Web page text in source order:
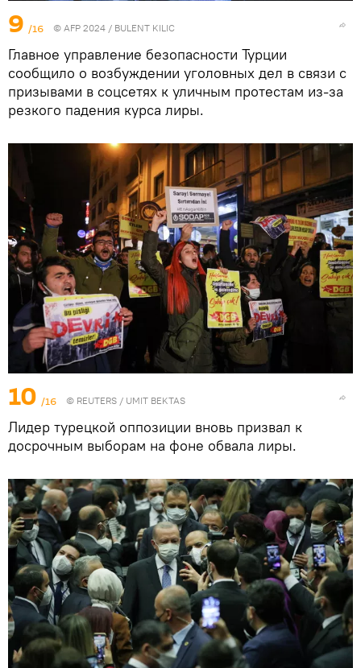
9 /16 © AFP 2024 / BULENT KILIC
Главное управление безопасности Турции
сообщило о возбуждении уголовных дел в связи с
призывами в соцсетях к уличным протестам из-за
резкого падения курса лиры.
10 /16 © REUTERS / UMIT BEKTAS
Лидер турецкой оппозиции вновь призвал к
досрочным выборам на фоне обвала лиры.